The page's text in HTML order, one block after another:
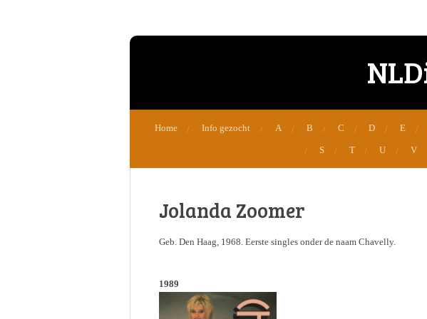
Home Info gezocht A B C D E
S T U V
Jolanda Zoomer
Geb. Den Haag, 1968. Eerste singles onder de naam Chavelly.
1989